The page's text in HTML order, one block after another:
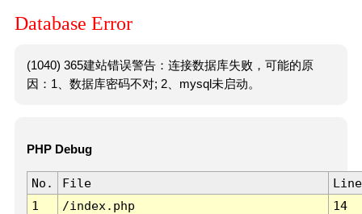
Database Error
(1040) 365建站错误警告：连接数据库失败，可能的原
因：1、数据库密码不对; 2、mysql未启动。
PHP Debug
No. File
Line
1
/index.php 14